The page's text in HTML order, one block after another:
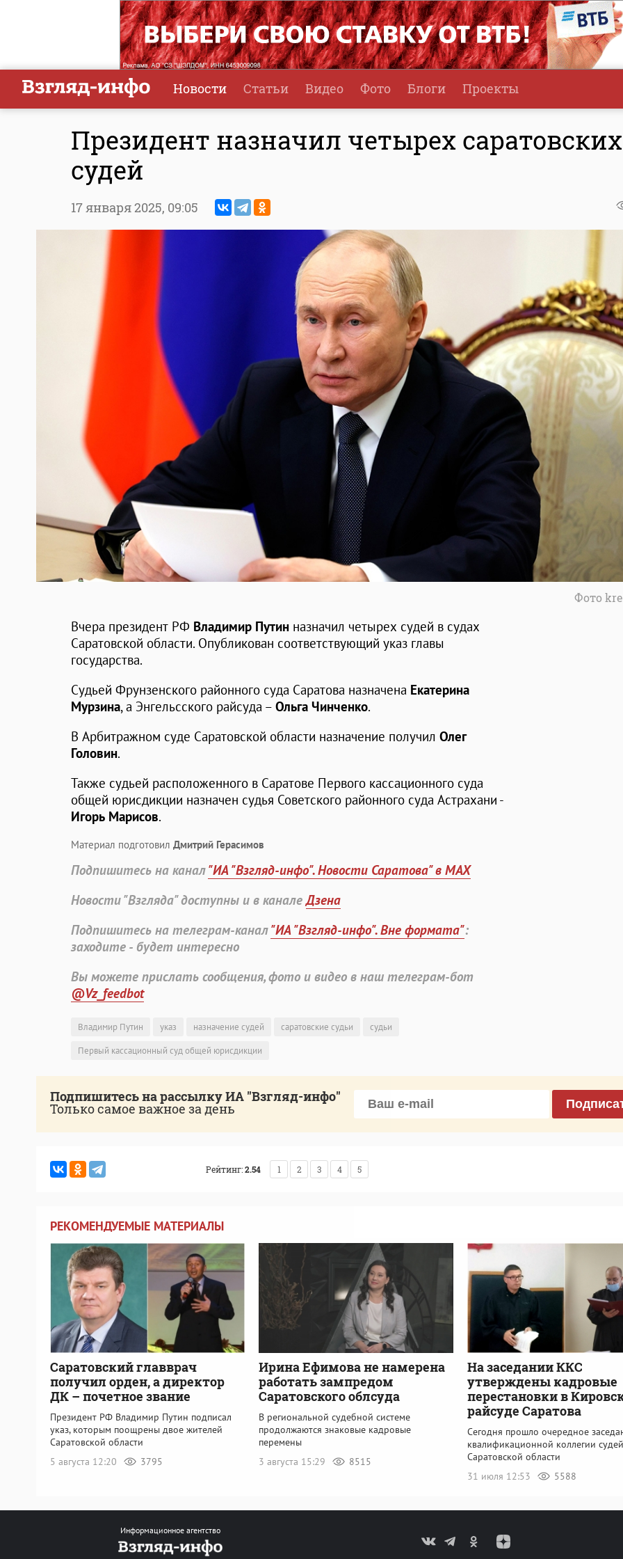
Новости Статьи Видео Фото Блоги Проекты
Президент назначил четырех саратовских
судей
17 января 2025, 09:05
Фото
Вчера президент РФ Владимир Путин назначил четырех судей в судах
Саратовской области. Опубликован соответствующий указ главы
государства.
Судьей Фрунзенского районного суда Саратова назначена Екатерина
Мурзина, а Энгельсского райсуда – Ольга Чинченко.
В Арбитражном суде Саратовской области назначение получил Олег
Головин.
Также судьей расположенного в Саратове Первого кассационного суда
общей юрисдикции назначен судья Советского районного суда Астрахани -
Игорь Марисов.
Материал подготовил Дмитрий Герасимов
Подпишитесь на канал"ИА "Взгляд-инфо". Новости Саратова" в MAX
Новости "Взгляда" доступны и в каналеДзена
Подпишитесь на телеграм-канал"ИА "Взгляд-инфо". Вне формата":
заходите - будет интересно
Вы можете прислать сообщения, фото и видео в наш телеграм-бот
@Vz_feedbot
Владимир Путин указ назначение судей саратовские судьи
судьи
Первый кассационный суд общей юрисдикции
Подпишитесь на рассылку ИА "Взгляд-инфо"
Только самое важное за день
Рейтинг:2.54 1 2 3 4 5
РЕКОМЕНДУЕМЫЕ МАТЕРИАЛЫ
Саратовский главврач
получил орден, а директор
ДК – почетное звание
Президент РФ Владимир Путин подписал
указ, которым поощрены двое жителей
Саратовской области
5 августа 12:20
3795
Ирина Ефимова не намерена
работать зампредом
Саратовского облсуда
В региональной судебной системе
продолжаются знаковые кадровые
перемены
3 августа 15:29
8515
На заседании ККС
утверждены кадровые
перестановки в
райсуде Саратова
Сегодня прошло очередное
квалификационной коллегии судей
Саратовской области
31 июля 12:53
5588
Информационное агентство